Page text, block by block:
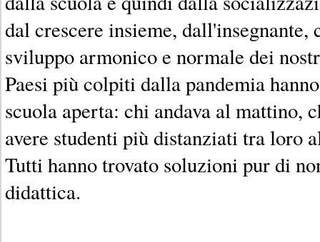
dal crescere insieme,
sviluppo armonico e normale dei
Paesi più colpiti dalla pandemia
scuola aperta: chi andava al mattino,
avere studenti più distanziati tra loro
Tutti hanno trovato soluzioni pur di
didattica.